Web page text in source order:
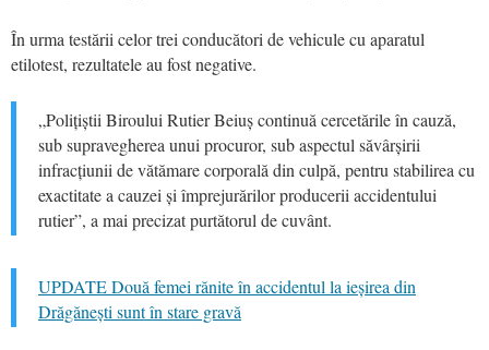
În urma testării celor trei conducători de vehicule cu aparatul
etilotest, rezultatele au fost negative.
„Polițiștii Biroului Rutier Beiuș continuă cercetările în cauză,
sub supravegherea unui procuror, sub aspectul săvârșirii
infracțiunii de vătămare corporală din culpă, pentru stabilirea cu
exactitate a cauzei și împrejurărilor producerii accidentului
rutier”, a mai precizat purtătorul de cuvânt.
UPDATE Două femei rănite în accidentul la ieșirea din
Drăgănești sunt în stare gravă